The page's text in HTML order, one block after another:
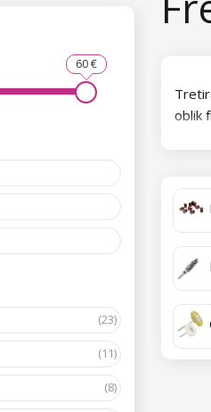
60 €
(23)
(11)
(8)
oblik